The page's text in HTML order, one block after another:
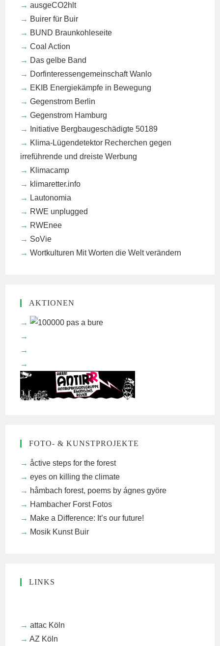
ausgeCO2hlt
Buirer für Buir
BUND Braunkohleseite
Coal Action
Das gelbe Band
Dorfinteressengemeinschaft Wanlo
EKIB Energiekämpfe in Bewegung
Gegenstrom Berlin
Gegenstrom Hamburg
Initiative Bergbaugeschädigte 50189
Klima-Lügendetektor Recherchen gegen
irreführende und dreiste Werbung
Klimacamp
klimaretter.info
Lautonomia
RWE unplugged
RWEnee
SoVie
Wortkulturen Mit Worten die Welt verändern
AKTIONEN
FOTO- & KUNSTPROJEKTE
åctive steps for the forest
eyes on killing the climate
håmbach forest, poems by ágnes györe
Hambacher Forst Fotos
Make a Difference: It’s our future!
Mosik Kunst Buir
LINKS
attac Köln
AZ Köln